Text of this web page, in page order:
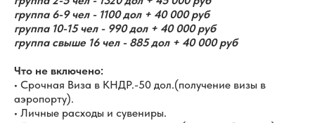
группа 6-9 чел - 1100 дол + 40 000 руб
группа 10-15 чел - 990 дол + 40 000 руб
группа свыше 16 чел - 885 дол + 40 000 руб
Что не включено:
• Срочная Виза в КНДР.-50 дол.(получение визы в
аэропорту).
• Личные расходы и сувениры.